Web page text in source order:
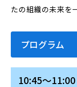
たの組織の未来を
プログラム
10:45～